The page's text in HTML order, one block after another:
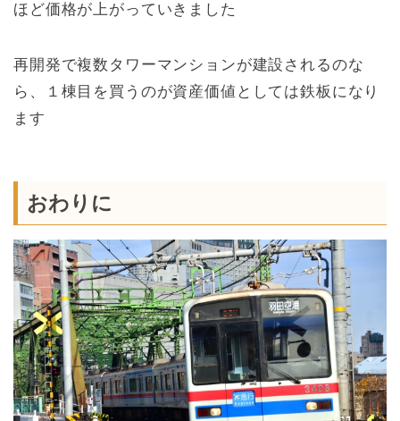
ほど価格が上がっていきました
再開発で複数タワーマンションが建設されるのな
ら、１棟目を買うのが資産価値としては鉄板になり
ます
おわりに